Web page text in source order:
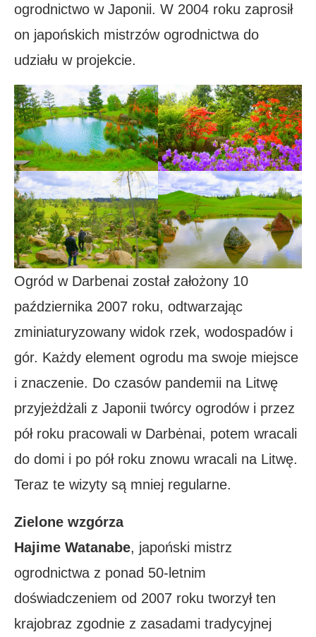
ogrodnictwo w Japonii. W 2004 roku zaprosił
on japońskich mistrzów ogrodnictwa do
udziału w projekcie.
Ogród w Darbenai został założony 10
października 2007 roku, odtwarzając
zminiaturyzowany widok rzek, wodospadów i
gór. Każdy element ogrodu ma swoje miejsce
i znaczenie. Do czasów pandemii na Litwę
przyjeżdżali z Japonii twórcy ogrodów i przez
pół roku pracowali w Darbėnai, potem wracali
do domi i po pół roku znowu wracali na Litwę.
Teraz te wizyty są mniej regularne.
Zielone wzgórza
Hajime Watanabe, japoński mistrz
ogrodnictwa z ponad 50-letnim
doświadczeniem od 2007 roku tworzył ten
krajobraz zgodnie z zasadami tradycyjnej